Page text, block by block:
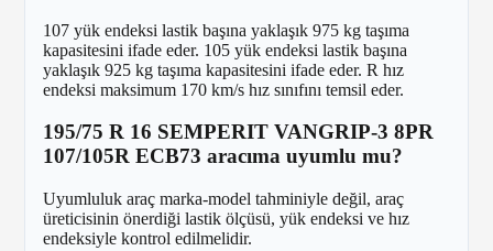
107 yük endeksi lastik başına yaklaşık 975 kg taşıma
kapasitesini ifade eder. 105 yük endeksi lastik başına
yaklaşık 925 kg taşıma kapasitesini ifade eder. R hız
endeksi maksimum 170 km/s hız sınıfını temsil eder.
195/75 R 16 SEMPERIT VANGRIP-3 8PR
107/105R ECB73 aracıma uyumlu mu?
Uyumluluk araç marka-model tahminiyle değil, araç
üreticisinin önerdiği lastik ölçüsü, yük endeksi ve hız
endeksiyle kontrol edilmelidir.